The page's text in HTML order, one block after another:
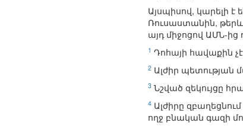
Այսպիսով, կարելի է
Ռուսաստանին,
այդ միջոցով ԱՄՆ-ից
1 Դոհայի հավաքին
2 Ալժիր պետության
3 Նշված զեկույցը
4 Ալժիրը
ողջ բնական գազի